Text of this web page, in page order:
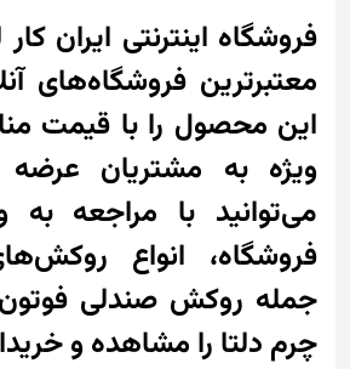
فروشگاه اینترنتی ایران
معتبرترین فروشگاه‌های
این محصول را با قیمت
ویژه به مشتریان
می‌توانید با مراجعه
فروشگاه، انواع
چرم دلتا را مشاهده و